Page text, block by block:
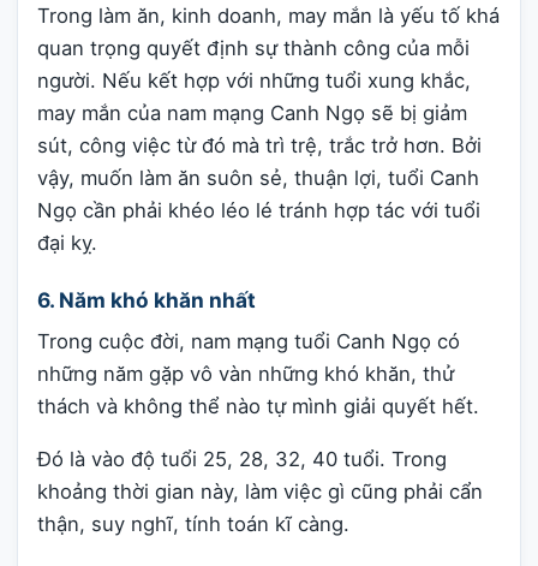
Trong làm ăn, kinh doanh, may mắn là yếu tố khá
quan trọng quyết định sự thành công của mỗi
người. Nếu kết hợp với những tuổi xung khắc,
may mắn của nam mạng Canh Ngọ sẽ bị giảm
sút, công việc từ đó mà trì trệ, trắc trở hơn. Bởi
vậy, muốn làm ăn suôn sẻ, thuận lợi, tuổi Canh
Ngọ cần phải khéo léo lé tránh hợp tác với tuổi
đại kỵ.
6. Năm khó khăn nhất
Trong cuộc đời, nam mạng tuổi Canh Ngọ có
những năm gặp vô vàn những khó khăn, thử
thách và không thể nào tự mình giải quyết hết.
Đó là vào độ tuổi 25, 28, 32, 40 tuổi. Trong
khoảng thời gian này, làm việc gì cũng phải cẩn
thận, suy nghĩ, tính toán kĩ càng.